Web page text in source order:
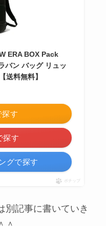
ERA BOX Pack
バン バッグ リュッ
送料無料】
す
探す
グで探す
ポチップ
別記事に書いていき